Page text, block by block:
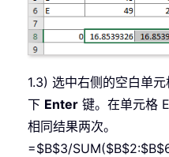
1.3) 选中右侧的空白单
下 Enter 键。在单元格
相同结果两次。
=$B$3/